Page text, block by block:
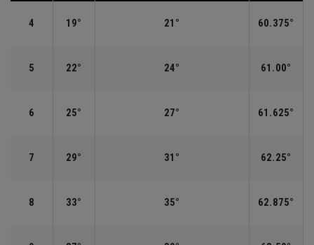
4 19° 21° 60.375°
5 22° 24° 61.00°
6 25° 27° 61.625°
7 29° 31° 62.25°
8 33° 35° 62.875°